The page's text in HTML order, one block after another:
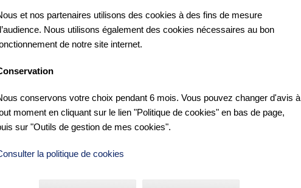
CYCLISTE LA MARSEILLAISE »
et nos partenaires utilisons des cookies à des fins de mesure
Nous utilisons également des cookies nécessaires au bon
de notre site internet.
conservons votre choix pendant 6 mois. Vous pouvez changer d'avis à
moment en cliquant sur le lien "Politique de cookies" en bas de page,
sur "Outils de gestion de mes cookies".
la politique de cookies